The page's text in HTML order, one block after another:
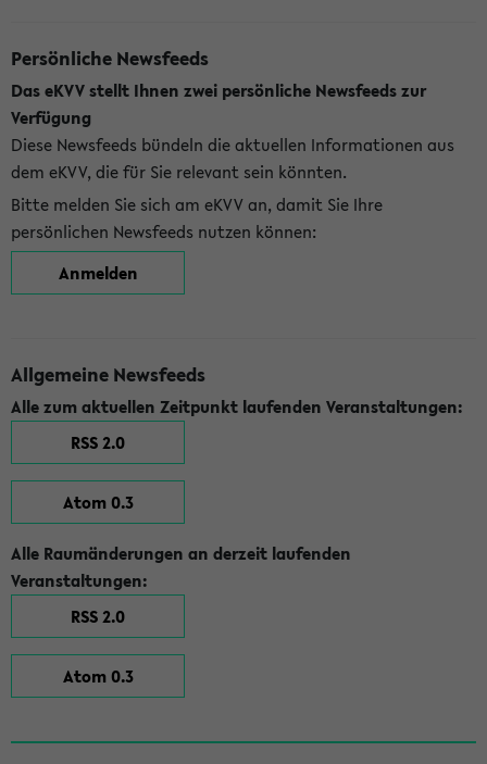
Persönliche Newsfeeds
Das eKVV stellt Ihnen zwei persönliche Newsfeeds zur
Verfügung
Diese Newsfeeds bündeln die aktuellen Informationen aus
dem eKVV, die für Sie relevant sein könnten.
Bitte melden Sie sich am eKVV an, damit Sie Ihre
persönlichen Newsfeeds nutzen können:
Anmelden
Allgemeine Newsfeeds
Alle zum aktuellen Zeitpunkt laufenden Veranstaltungen:
RSS 2.0
Atom 0.3
Alle Raumänderungen an derzeit laufenden
Veranstaltungen:
RSS 2.0
Atom 0.3